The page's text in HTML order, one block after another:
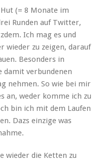
(= 8 Monate im
Runden auf Twitter,
Ich mag es und
wieder zu zeigen, darauf
Besonders in
damit verbundenen
nehmen. So wie bei mir
an, weder komme ich zu
bin ich mit dem Laufen
Dazs einzige was
wieder die Ketten zu